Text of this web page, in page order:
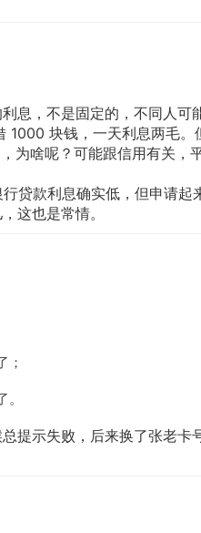
息，不是固定的，不同人可
块钱，一天利息两毛。
为啥呢？可能跟信用有关，
贷款利息确实低，但申请
这也是常情。
；
提示失败，后来换了张老卡